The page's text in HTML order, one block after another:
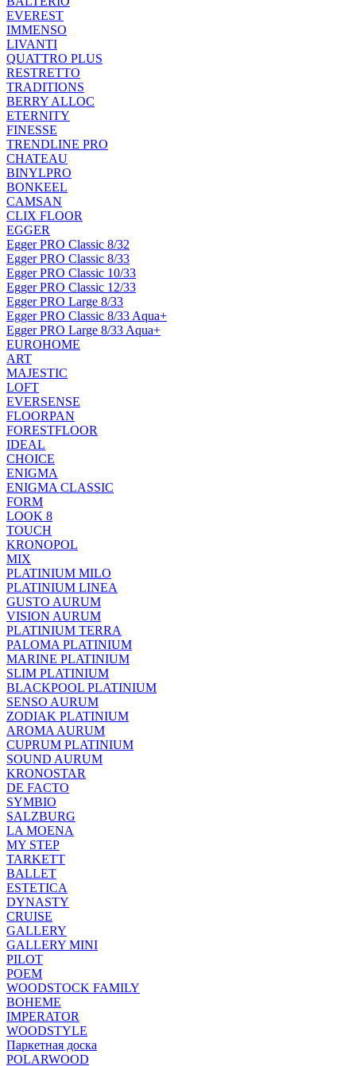
EVEREST
IMMENSO
LIVANTI
QUATTRO PLUS
RESTRETTO
TRADITIONS
BERRY ALLOC
ETERNITY
FINESSE
TRENDLINE PRO
CHATEAU
BINYLPRO
BONKEEL
CAMSAN
CLIX FLOOR
EGGER
Egger PRO Classic 8/32
Egger PRO Classic 8/33
Egger PRO Classic 10/33
Egger PRO Classic 12/33
Egger PRO Large 8/33
Egger PRO Classic 8/33 Aqua+
Egger PRO Large 8/33 Aqua+
EUROHOME
ART
MAJESTIC
LOFT
EVERSENSE
FLOORPAN
FORESTFLOOR
IDEAL
CHOICE
ENIGMA
ENIGMA CLASSIC
FORM
LOOK 8
TOUCH
KRONOPOL
MIX
PLATINIUM MILO
PLATINIUM LINEA
GUSTO AURUM
VISION AURUM
PLATINIUM TERRA
PALOMA PLATINIUM
MARINE PLATINIUM
SLIM PLATINIUM
BLACKPOOL PLATINIUM
SENSO AURUM
ZODIAK PLATINIUM
AROMA AURUM
CUPRUM PLATINIUM
SOUND AURUM
KRONOSTAR
DE FACTO
SYMBIO
SALZBURG
LA MOENA
MY STEP
TARKETT
BALLET
ESTETICA
DYNASTY
CRUISE
GALLERY
GALLERY MINI
PILOT
POEM
WOODSTOCK FAMILY
BOHEME
IMPERATOR
WOODSTYLE
Паркетная доска
POLARWOOD